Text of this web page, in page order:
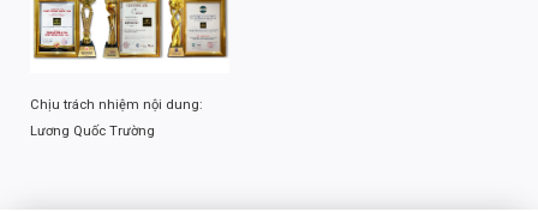
Chịu trách nhiệm nội dung:
Lương Quốc Trường